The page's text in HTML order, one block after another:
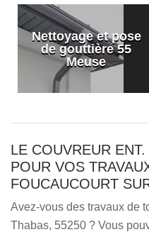
Nettoyage et pose
de gouttière 55
Meuse
LE COUVREUR
POUR VOS
FOUCAUCOURT
Avez-vous des travaux de
Thabas, 55250 ? Vous